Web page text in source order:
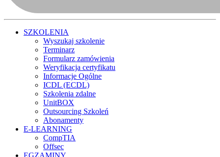
SZKOLENIA
Wyszukaj szkolenie
Terminarz
Formularz zamówienia
Weryfikacja certyfikatu
Informacje Ogólne
ICDL (ECDL)
Szkolenia zdalne
UnitBOX
Outsourcing Szkoleń
Abonamenty
E-LEARNING
CompTIA
Offsec
EGZAMINY